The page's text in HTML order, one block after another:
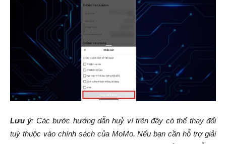
Lưu ý: Các bước hướng dẫn huỷ ví trên đây có thể thay đổi
tuỳ thuộc vào chính sách của MoMo. Nếu bạn cần hỗ trợ giải